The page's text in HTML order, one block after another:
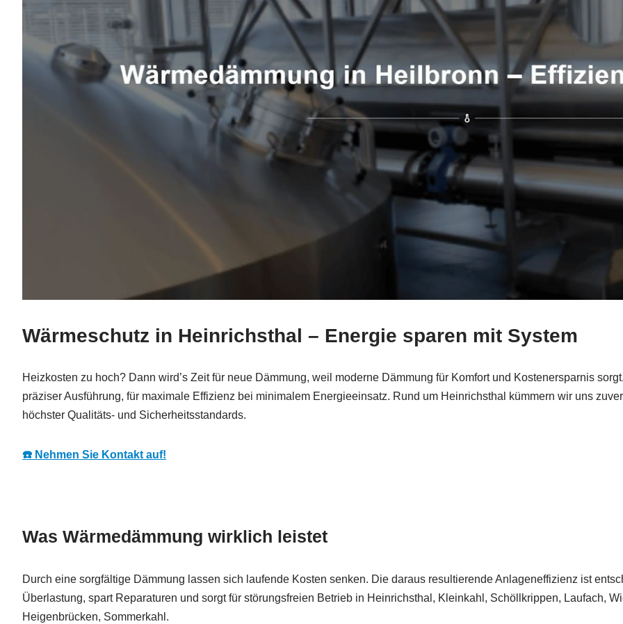
Wärmeschutz in Heinrichsthal – Energie sparen mit System
Heizkosten zu hoch? Dann wird’s Zeit für neue Dämmung, weil moderne Dämmung für Komfort und Kostenersparnis
präziser Ausführung, für maximale Effizienz bei minimalem Energieeinsatz. Rund um Heinrichsthal kümmern wir uns
höchster Qualitäts- und Sicherheitsstandards.
☎️ Nehmen Sie Kontakt auf!
Was Wärmedämmung wirklich leistet
Durch eine sorgfältige Dämmung lassen sich laufende Kosten senken. Die daraus resultierende Anlageneffizienz ist
Überlastung, spart Reparaturen und sorgt für störungsfreien Betrieb in Heinrichsthal, Kleinkahl, Schöllkrippen, Laufach,
Heigenbrücken, Sommerkahl.